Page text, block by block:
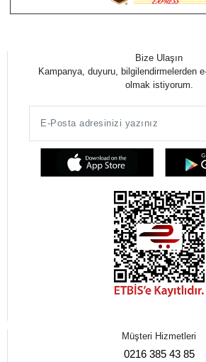
Bize Ulaşın
Kampanya, duyuru, bilgilendirmelerden
olmak istiyorum.
Müşteri Hizmetleri
0216 385 43 85